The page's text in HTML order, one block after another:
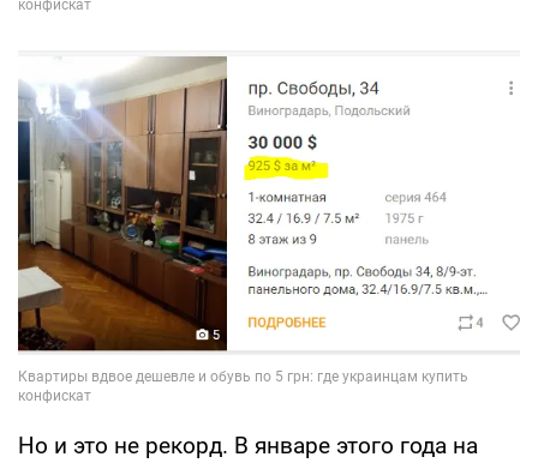
Но и это не рекорд. В январе этого года на